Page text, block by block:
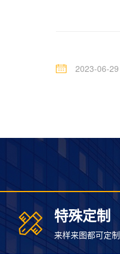
2023-06-29
特殊定制
来样来图都可定制
特殊定制